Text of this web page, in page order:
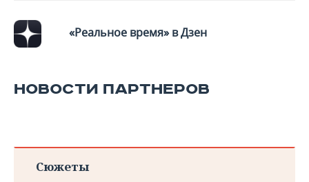
«Реальное время» в Дзен
НОВОСТИ ПАРТНЕРОВ
Сюжеты